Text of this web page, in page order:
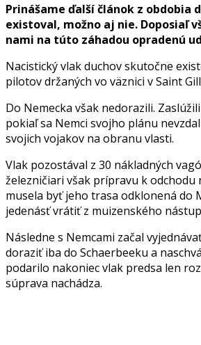
Prinášame ďalší článok z
existoval, možno aj nie. Doposiaľ
nami na túto záhadou opradenú
Nacistický vlak duchov skutočne
pilotov držaných vo väznici v Saint
Do Nemecka však nedorazili.
pokiaľ sa Nemci svojho plánu
svojich vojakov na obranu vlasti.
Vlak pozostával z 30 nákladných
železničiari však prípravu k odchodu
musela byť jeho trasa odklonená do
jedenásť vrátiť z muizenského
Následne s Nemcami začal
doraziť iba do Schaerbeeku a
podarilo nakoniec vlak predsa len
súprava nachádza.